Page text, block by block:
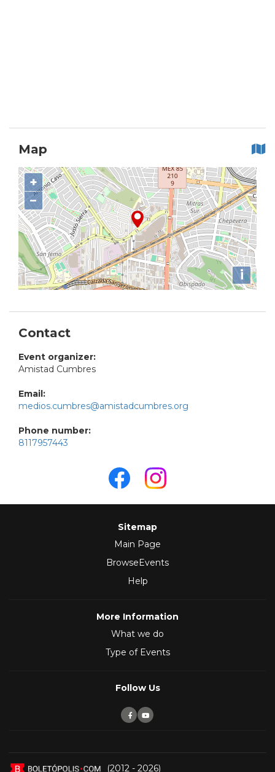
Map
+
−
i
Contact
Event organizer:
Amistad Cumbres
Email:
medios.cumbres@amistadcumbres.org
Phone number:
8117957443
Sitemap
Main Page
BrowseEvents
Help
More Information
What we do
Type of Events
Follow Us
(2012 - 2026)